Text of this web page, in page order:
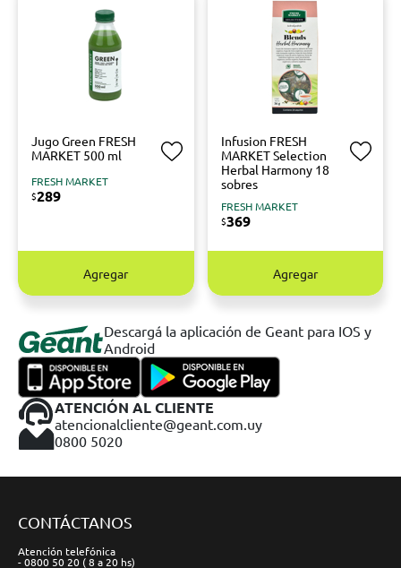
Jugo Green FRESH
MARKET 500 ml
FRESH MARKET
$289
Agregar
Infusion FRESH
MARKET Selection
Herbal Harmony 18
sobres
FRESH MARKET
$369
Agregar
Descargá la aplicación de Geant para IOS y
Android
ATENCIÓN AL CLIENTE
atencionalcliente@geant.com.uy
0800 5020
CONTÁCTANOS
Atención telefónica
- 0800 50 20 ( 8 a 20 hs)